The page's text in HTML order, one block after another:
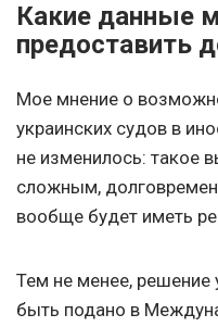
Какие данные
предоставить
Мое мнение о
украинских судов в
не изменилось: такое
сложным,
вообще будет иметь
Тем не менее, решение
быть подано в